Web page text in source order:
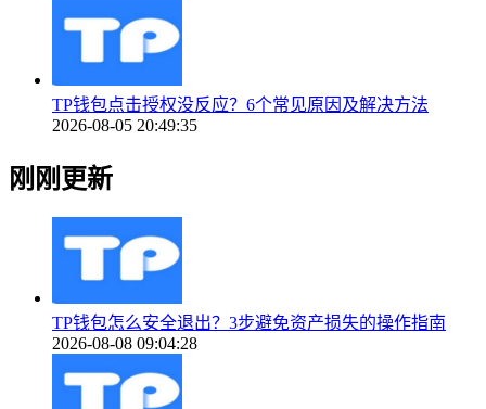
TP钱包点击授权没反应？6个常见原因及解决方法
2026-08-05 20:49:35
刚刚更新
TP钱包怎么安全退出？3步避免资产损失的操作指南
2026-08-08 09:04:28